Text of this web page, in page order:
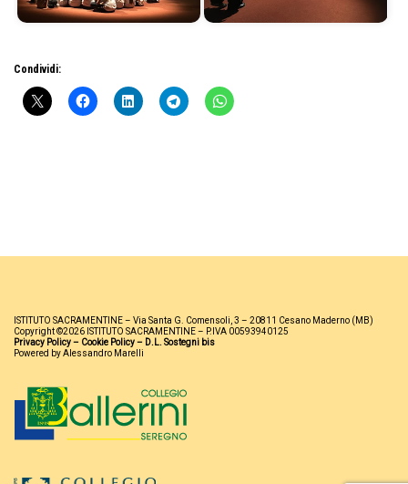
Condividi:
ISTITUTO SACRAMENTINE – Via Santa G. Comensoli, 3 – 20811 Cesano Maderno (MB)
Copyright ©2026 ISTITUTO SACRAMENTINE – P.IVA 00593940125
Privacy Policy– Cookie Policy– D.L. Sostegni bis
Powered by Alessandro Marelli